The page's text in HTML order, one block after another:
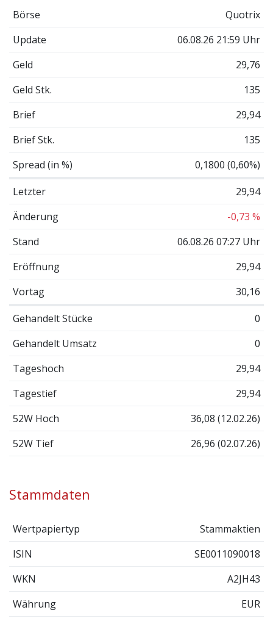
Börse
Quotrix
Update
06.08.26 21:59 Uhr
Geld
29,76
Geld Stk.
135
Brief
29,94
Brief Stk.
135
Spread (in %)
0,1800 (0,60%)
Letzter
29,94
Änderung
-0,73 %
Stand
06.08.26 07:27 Uhr
Eröffnung
29,94
Vortag
30,16
Gehandelt Stücke
0
Gehandelt Umsatz
0
Tageshoch
29,94
Tagestief
29,94
52W Hoch
36,08 (12.02.26)
52W Tief
26,96 (02.07.26)
Stammdaten
Wertpapiertyp
Stammaktien
ISIN
SE0011090018
WKN
A2JH43
Währung
EUR